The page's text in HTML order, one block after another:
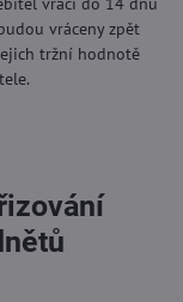
vráceny zpět
tržní hodnotě